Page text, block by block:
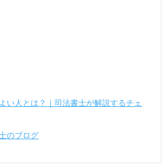
い人とは？｜司法書士が解説するチェ
のブログ